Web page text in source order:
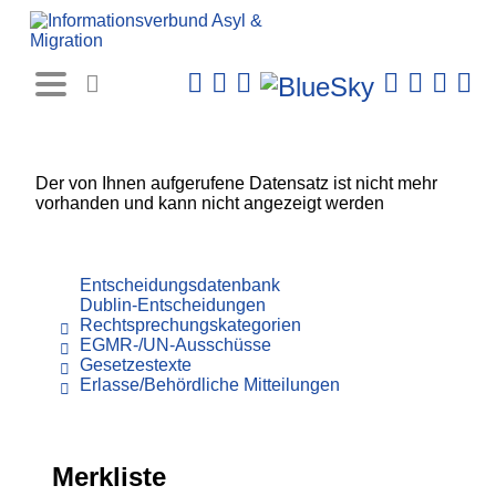
Der von Ihnen aufgerufene Datensatz ist nicht mehr
vorhanden und kann nicht angezeigt werden
Entscheidungsdatenbank
Dublin-Entscheidungen
Rechtsprechungskategorien
EGMR-/UN-Ausschüsse
Gesetzestexte
Erlasse/Behördliche Mitteilungen
Merkliste